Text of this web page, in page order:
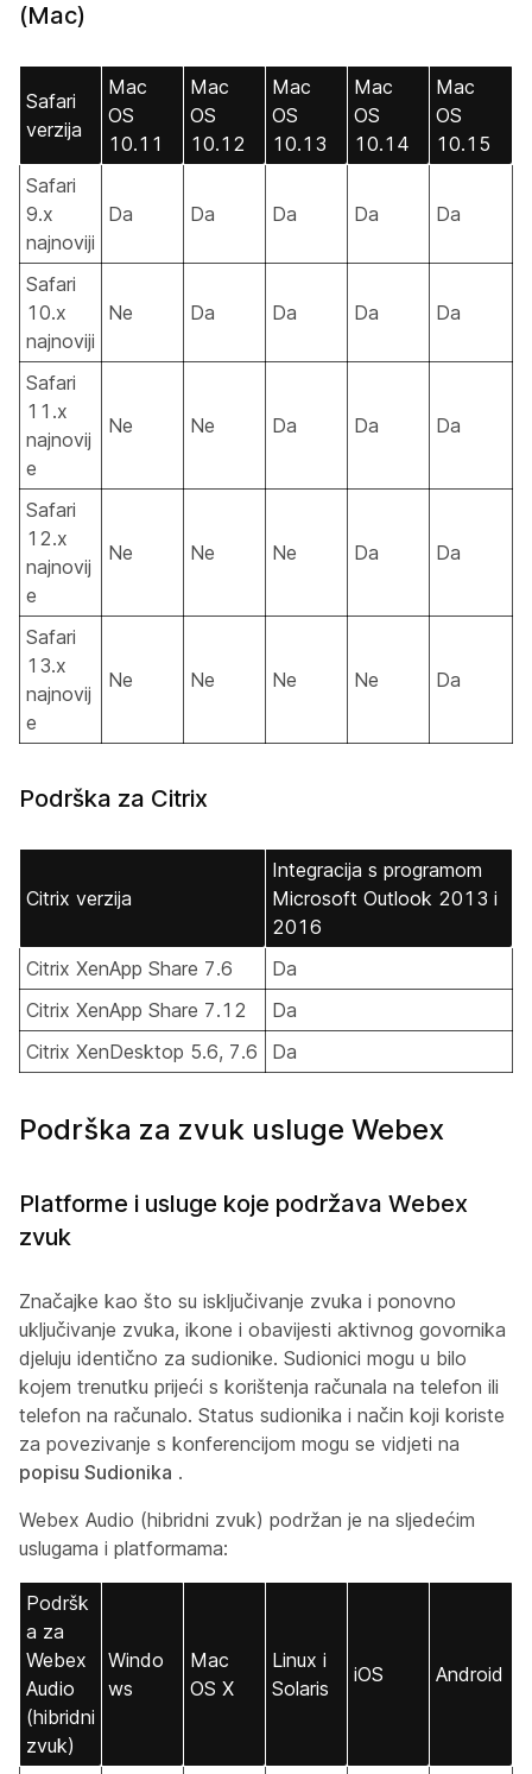
(Mac)
Safari
verzija
Mac
OS
10.11
Mac
OS
10.12
Mac
OS
10.13
Mac
OS
10.14
Mac
OS
10.15
Safari
9.x
najnoviji
Da Da Da Da Da
Safari
10.x
najnoviji
Ne Da Da Da Da
Safari
11.x
najnovij
e
Ne Ne Da Da Da
Safari
12.x
najnovij
e
Ne Ne Ne Da Da
Safari
13.x
najnovij
e
Ne Ne Ne Ne Da
Podrška za Citrix
Citrix verzija
Integracija s programom
Microsoft Outlook 2013 i
2016
Citrix XenApp Share 7.6
Da
Citrix XenApp Share 7.12
Da
Citrix XenDesktop 5.6, 7.6
Da
Podrška za zvuk usluge Webex
Platforme i usluge koje podržava Webex
zvuk
Značajke kao što su isključivanje zvuka i ponovno
uključivanje zvuka, ikone i obavijesti aktivnog govornika
djeluju identično za sudionike. Sudionici mogu u bilo
kojem trenutku prijeći s korištenja računala na telefon ili
telefon na računalo. Status sudionika i način koji koriste
za povezivanje s konferencijom mogu se vidjeti na
popisu Sudionika .
Webex Audio (hibridni zvuk) podržan je na sljedećim
uslugama i platformama:
Podršk
a za
Webex
Audio
(hibridni
zvuk)
Windo
ws
Mac
OS X
Linux i
Solaris
iOS Android